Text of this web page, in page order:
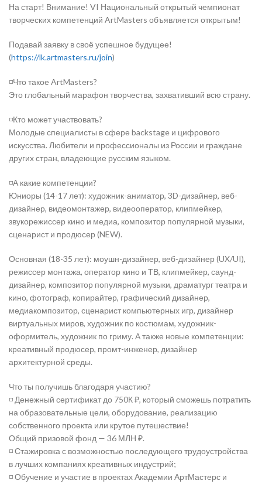
На старт! Внимание! VI Национальный открытый чемпионат
творческих компетенций ArtMasters объявляется открытым!
Подавай заявку в своё успешное будущее!
(https://lk.artmasters.ru/join)
◽️Что такое ArtMasters?
Это глобальный марафон творчества, захвативший всю страну.
◽️Кто может участвовать?
Молодые специалисты в сфере backstage и цифрового
искусства. Любители и профессионалы из России и граждане
других стран, владеющие русским языком.
◽️А какие компетенции?
Юниоры (14-17 лет): художник-аниматор, 3D-дизайнер, веб-
дизайнер, видеомонтажер, видеооператор, клипмейкер,
звукорежиссер кино и медиа, композитор популярной музыки,
сценарист и продюсер (NEW).
Основная (18-35 лет): моушн-дизайнер, веб-дизайнер (UX/UI),
режиссер монтажа, оператор кино и ТВ, клипмейкер, саунд-
дизайнер, композитор популярной музыки, драматург театра и
кино, фотограф, копирайтер, графический дизайнер,
медиакомпозитор, сценарист компьютерных игр, дизайнер
виртуальных миров, художник по костюмам, художник-
оформитель, художник по гриму. А также новые компетенции:
креативный продюсер, промт-инженер, дизайнер
архитектурной среды.
Что ты получишь благодаря участию?
◽️ Денежный сертификат до 750К ₽, который сможешь потратить
на образовательные цели, оборудование, реализацию
собственного проекта или крутое путешествие!
Общий призовой фонд — 36 МЛН ₽.
◽️ Стажировка с возможностью последующего трудоустройства
в лучших компаниях креативных индустрий;
◽️ Обучение и участие в проектах Академии АртМастерс и